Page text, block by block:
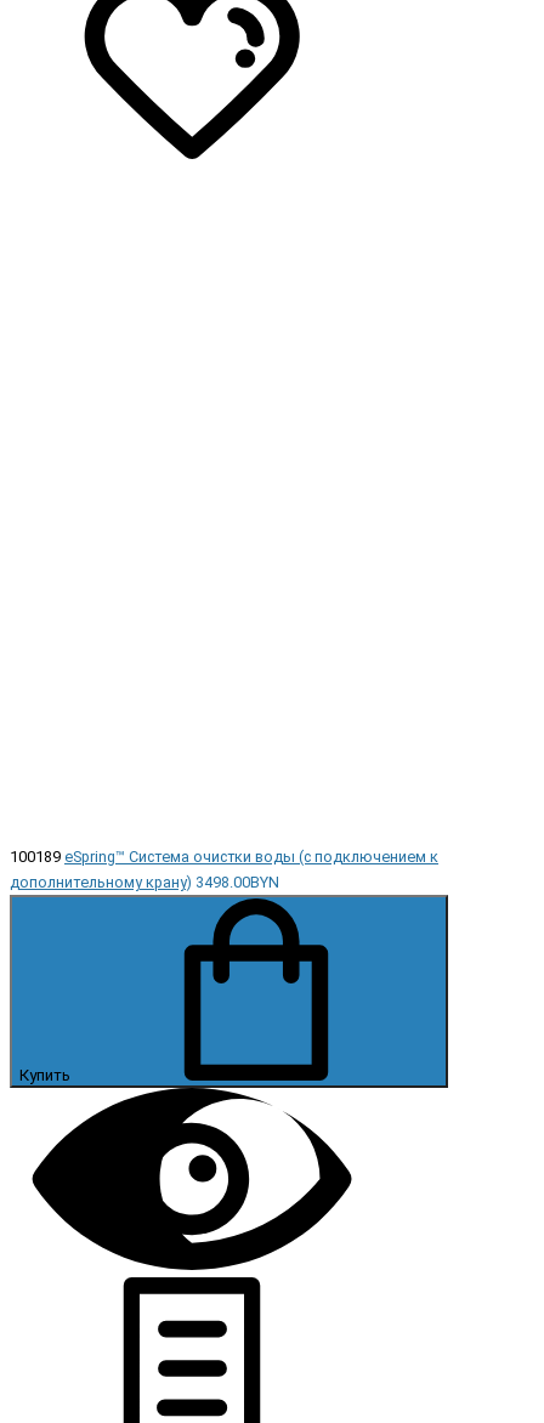
100189 eSpring™ Система очистки воды (с подключением к
дополнительному крану) 3498.00BYN
Купить